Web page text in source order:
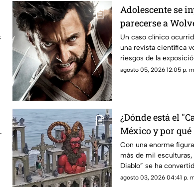
Adolescente se
parecerse a
hospitalizado
Un caso clínico
una revista científica
riesgos de la
agosto 05, 2026 12:05 p.
¿Dónde está el
México y por
Con una enorme
más de mil
Diablo” se ha
curiosos de Baja
agosto 03, 2026 04:41 p.